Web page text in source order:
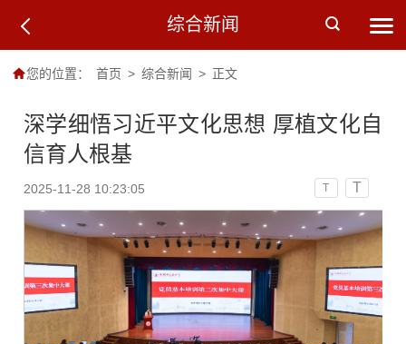
综合新闻
您的位置： 首页 > 综合新闻 > 正文
深学细悟习近平文化思想 厚植文化自
信育人根基
2025-11-28 10:23:05 T T